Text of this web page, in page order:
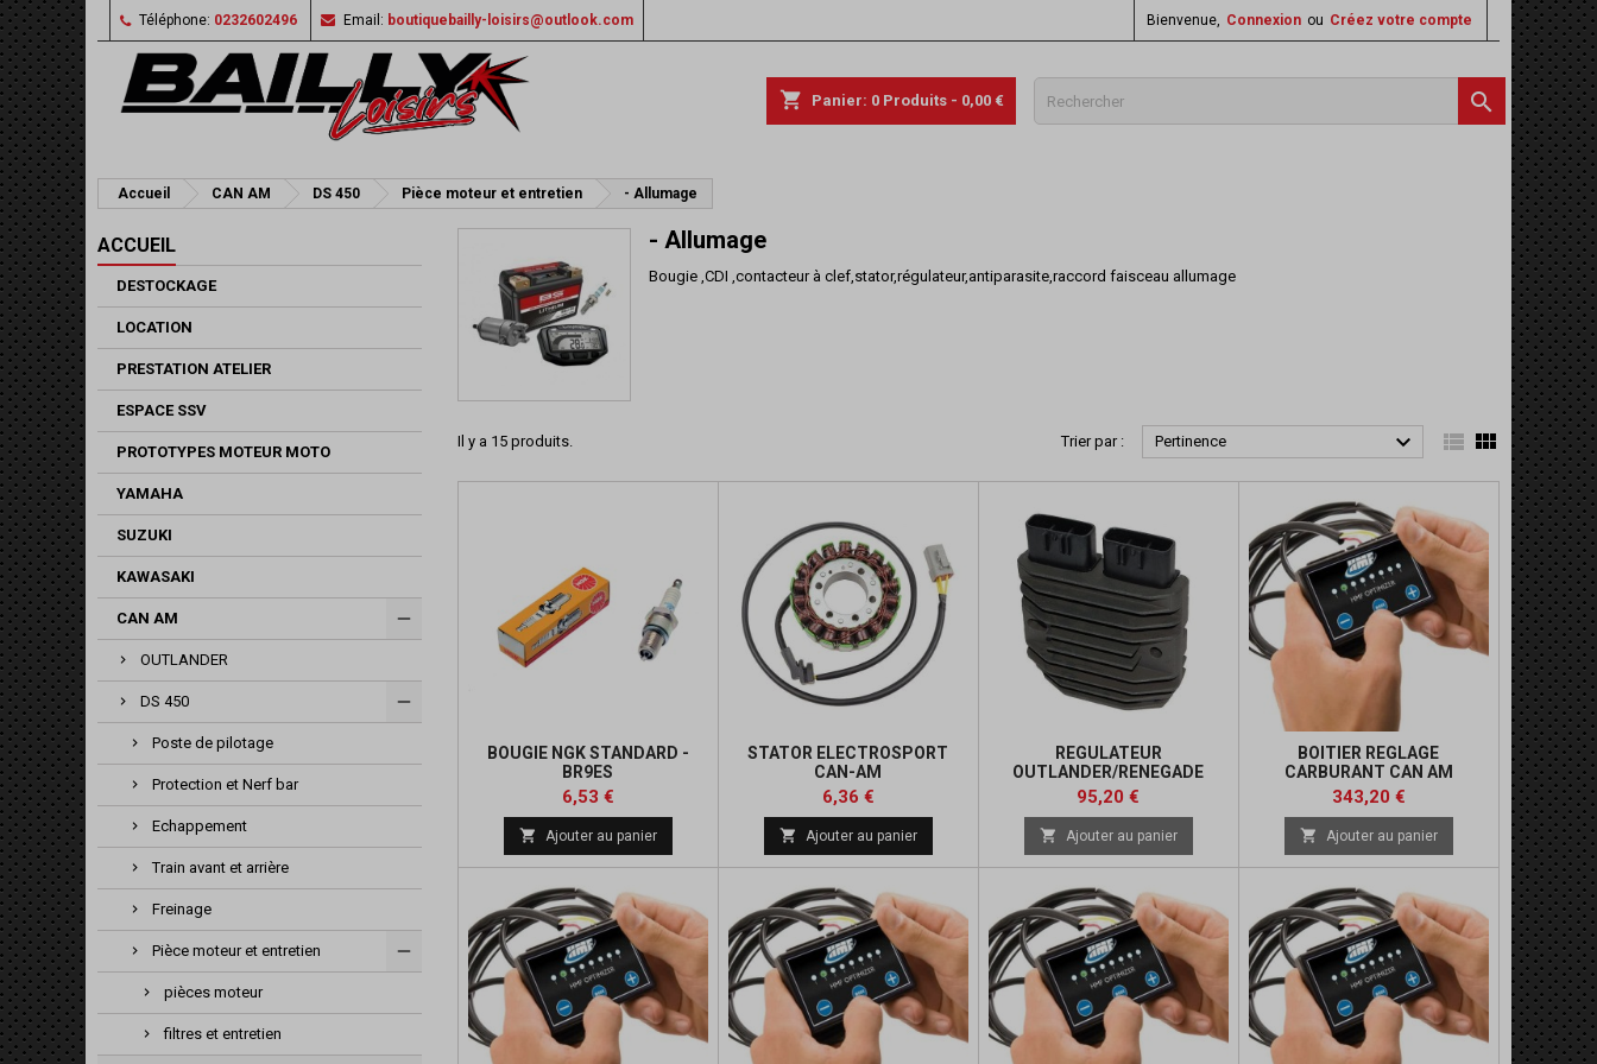
Téléphone: 0232602496 Email: boutiquebailly-loisirs@outlook.com Bienvenue, Connexion ou Créez votre compte

shopping_cart Panier: 0 Produits - 0,00 €
Accueil CAN AM DS 450 Pièce moteur et entretien - Allumage
ACCUEIL
DESTOCKAGE
LOCATION
PRESTATION ATELIER
ESPACE SSV
PROTOTYPES MOTEUR MOTO
YAMAHA
SUZUKI
KAWASAKI
CAN AM
OUTLANDER
DS 450
Poste de pilotage
Protection et Nerf bar
Echappement
Train avant et arrière
Freinage
Pièce moteur et entretien
pièces moteur
filtres et entretien
- Allumage
Bougie ,CDI ,contacteur à clef,stator,régulateur,antiparasite,raccord faisceau allumage
Il y a 15 produits. Trier par : Pertinence   
BOUGIE NGK STANDARD -
BR9ES
Prix
6,53 €Prix
base
 Ajouter au panier
STATOR ELECTROSPORT
CAN-AM
OUTLANDER/RENEGADE
Prix
6,36 €Prix
base
 Ajouter au panier
REGULATEUR
OUTLANDER/RENEGADE
Prix
95,20 €
base
 Ajouter au panier
BOITIER REGLAGE
CARBURANT CAN AM
Prix
343,20 €Prix
de
base
 Ajouter au panier